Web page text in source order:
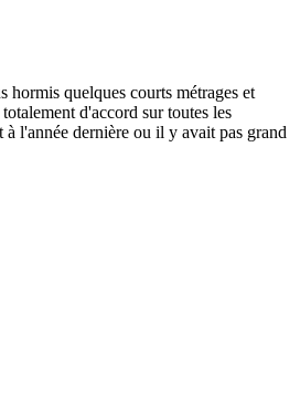
hormis quelques courts métrages et
d'accord sur toutes les
à l'année dernière ou il y avait pas grand